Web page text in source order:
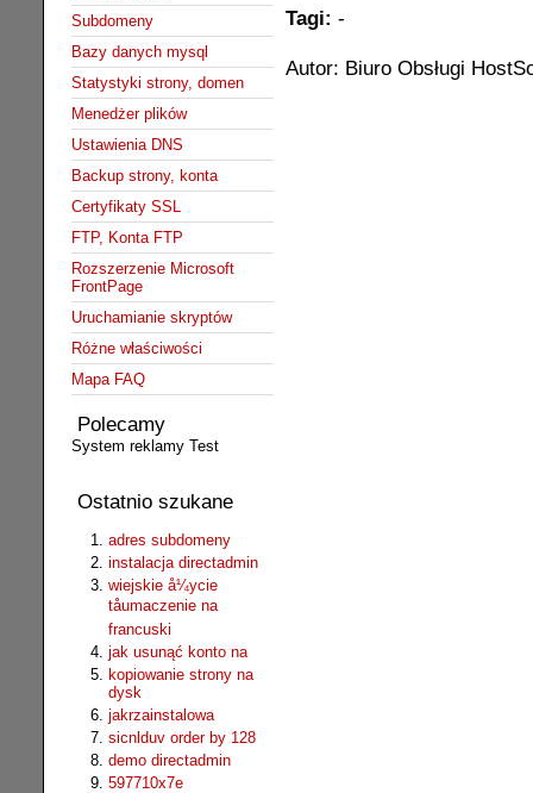
Subdomeny
Bazy danych mysql
Statystyki strony, domen
Menedżer plików
Ustawienia DNS
Backup strony, konta
Certyfikaty SSL
FTP, Konta FTP
Rozszerzenie Microsoft
FrontPage
Uruchamianie skryptów
Różne właściwości
Mapa FAQ
Polecamy
System reklamy Test
Ostatnio szukane
adres subdomeny
instalacja directadmin
wiejskie å¼ycie
tåumaczenie na
francuski
jak usunąć konto na
kopiowanie strony na
dysk
jakrzainstalowa
sicnlduv order by 128
demo directadmin
597710x7e
Tagi: -
Autor: Biuro Obsługi